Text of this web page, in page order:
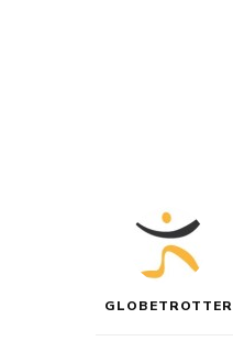
GLOBETROTTER